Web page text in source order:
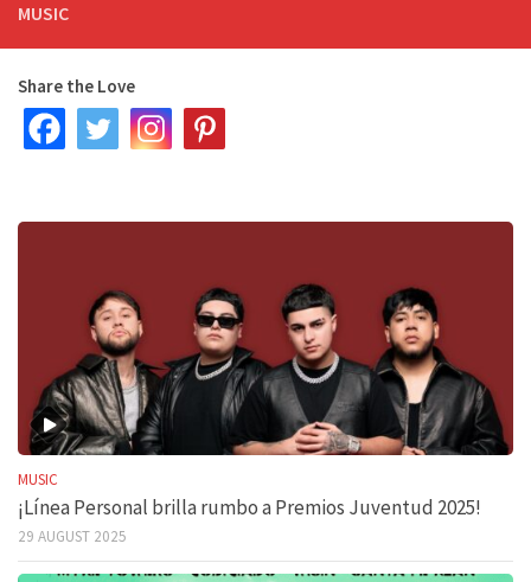
MUSIC
Share the Love
MUSIC
¡Línea Personal brilla rumbo a Premios Juventud 2025!
29 AUGUST 2025